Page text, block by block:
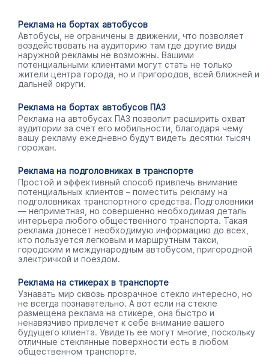
Реклама на бортах автобусов
Автобусы, не ограничены в движении, что позволяет
воздействовать на аудиторию там где другие виды
наружной рекламы не возможны. Вашими
потенциальными клиентами могут стать не только
жители центра города, но и пригородов, всей ближней и
дальней округи.
Реклама на бортах автобусов ПАЗ
Реклама на автобусах ПАЗ позволит расширить охват
аудитории за счет его мобильности, благодаря чему
вашу рекламу ежедневно будут видеть десятки тысяч
горожан.
Реклама на подголовниках в транспорте
Простой и эффективный способ привлечь внимание
потенциальных клиентов – поместить рекламу на
подголовниках транспортного средства. Подголовники
— неприметная, но совершенно необходимая деталь
интерьера любого общественного транспорта. Такая
реклама донесет необходимую информацию до всех,
кто пользуется легковым и маршрутным такси,
городским и международным автобусом, пригородной
электричкой и поездом.
Реклама на стикерах в транспорте
Узнавать мир сквозь прозрачное стекло интересно, но
не всегда познавательно. А вот если на стекле
размещена реклама на стикере, она быстро и
ненавязчиво привлечет к себе внимание вашего
будущего клиента. Увидеть ее могут многие, поскольку
отличные стеклянные поверхности есть в любом
общественном транспорте.